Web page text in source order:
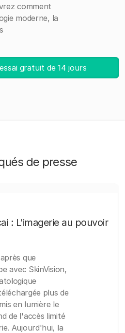
comment
moderne, la
gratuit de 14 jours
de presse
: L'imagerie au pouvoir
que
avec SkinVision,
plus de
en lumière le
de l'accès limité
Aujourd'hui, la